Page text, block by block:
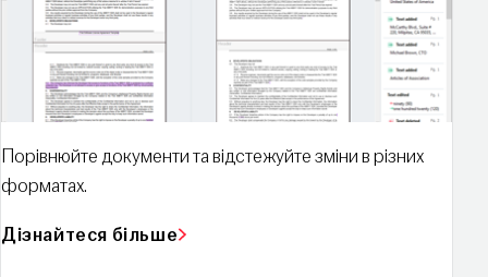
Порівнюйте документи та відстежуйте зміни в різних
форматах.
Дізнайтеся більше